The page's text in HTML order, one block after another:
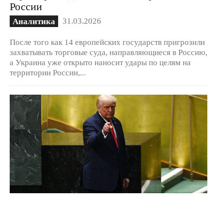
России
Аналитика 31.03.2026
После того как 14 европейских государств пригрозили
захватывать торговые суда, направляющиеся в Россию,
а Украина уже открыто наносит удары по целям на
территории России,...